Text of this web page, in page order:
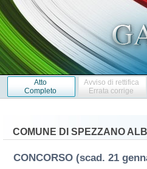
Atto
Completo
Avviso di rettifica
Errata corrige
COMUNE DI SPEZZANO
CONCORSO (scad. 21